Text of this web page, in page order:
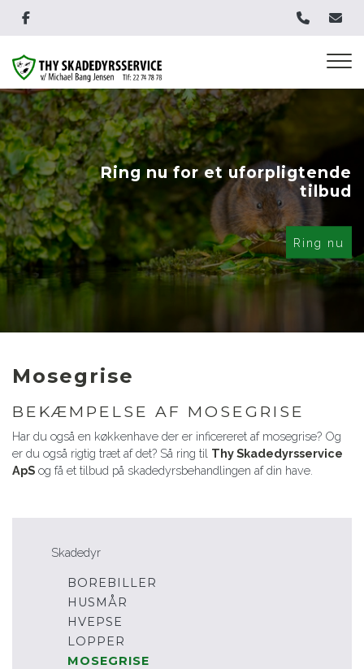
Ring nu for et uforpligtende
tilbud
Ring nu
Mosegrise
BEKÆMPELSE AF MOSEGRISE
Har du også en køkkenhave der er inficereret af mosegrise? Og
er du også rigtig træt af det? Så ring til Thy Skadedyrsservice
ApS og få et tilbud på skadedyrsbehandlingen af din have.
Skadedyr
BOREBILLER
HUSMÅR
HVEPSE
LOPPER
MOSEGRISE